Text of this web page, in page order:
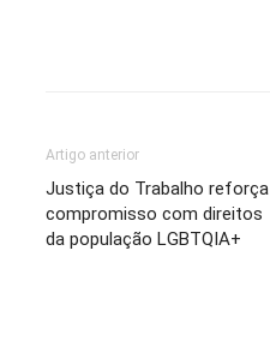
Artigo anterior
Justiça do Trabalho reforça
compromisso com direitos
da população LGBTQIA+